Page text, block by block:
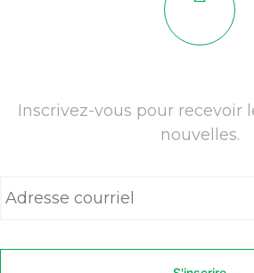
Inscrivez-vous pour recevoir
nouvelles.